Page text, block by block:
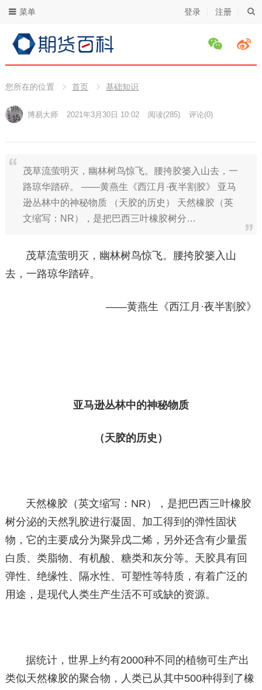
登录 注册
菜单
您所在的位置 首页 基础知识
博易大师 2021年3月30日 10:02 阅读(285) 评论(0)
茂草流萤明灭，幽林树鸟惊飞。腰挎胶篓入山去，一
路琼华踏碎。 ——黄燕生《西江月·夜半割胶》 亚马
逊丛林中的神秘物质 （天胶的历史） 天然橡胶（英
文缩写：NR），是把巴西三叶橡胶树分…
茂草流萤明灭，幽林树鸟惊飞。腰挎胶篓入山
去，一路琼华踏碎。
——黄燕生《西江月·夜半割胶》
亚马逊丛林中的神秘物质
（天胶的历史）
天然橡胶（英文缩写：NR），是把巴西三叶橡胶
树分泌的天然乳胶进行凝固、加工得到的弹性固状
物，它的主要成分为聚异戊二烯，另外还含有少量蛋
白质、类脂物、有机酸、糖类和灰分等。天胶具有回
弹性、绝缘性、隔水性、可塑性等特质，有着广泛的
用途，是现代人类生产生活不可或缺的资源。
据统计，世界上约有2000种不同的植物可生产出
类似天然橡胶的聚合物，人类已从其中500种得到了橡